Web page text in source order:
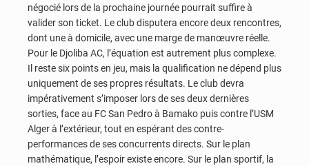
négocié lors de la prochaine journée pourrait suffire à
valider son ticket. Le club disputera encore deux rencontres,
dont une à domicile, avec une marge de manœuvre réelle.
Pour le Djoliba AC, l’équation est autrement plus complexe.
Il reste six points en jeu, mais la qualification ne dépend plus
uniquement de ses propres résultats. Le club devra
impérativement s’imposer lors de ses deux dernières
sorties, face au FC San Pedro à Bamako puis contre l’USM
Alger à l’extérieur, tout en espérant des contre-
performances de ses concurrents directs. Sur le plan
mathématique, l’espoir existe encore. Sur le plan sportif, la